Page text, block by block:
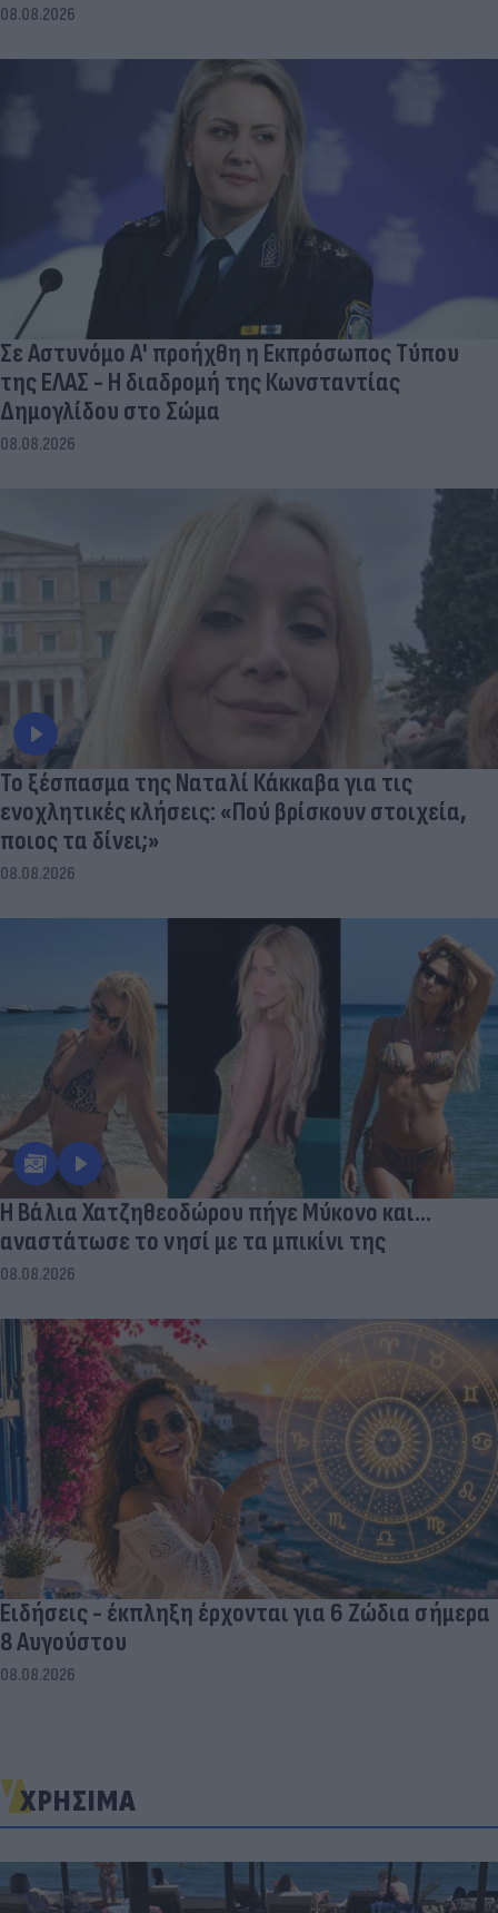
08.08.2026
Σε Αστυνόμο Α' προήχθη η Εκπρόσωπος Τύπου
της ΕΛΑΣ - Η διαδρομή της Κωνσταντίας
Δημογλίδου στο Σώμα
08.08.2026
Το ξέσπασμα της Ναταλί Κάκκαβα για τις
ενοχλητικές κλήσεις: «Πού βρίσκουν στοιχεία,
ποιος τα δίνει;»
08.08.2026
Η Βάλια Χατζηθεοδώρου πήγε Μύκονο και...
αναστάτωσε το νησί με τα μπικίνι της
08.08.2026
Ειδήσεις - έκπληξη έρχονται για 6 Ζώδια σήμερα
8 Αυγούστου
08.08.2026
ΧΡΗΣΙΜΑ